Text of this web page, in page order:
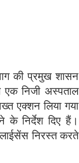
की प्रमुख शासन
एक निजी अस्पताल
एक्शन लिया गया
निर्देश दिए हैं।
निरस्त करते